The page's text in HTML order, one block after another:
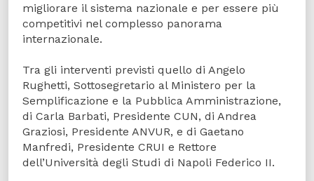
migliorare il sistema nazionale e per essere più
competitivi nel complesso panorama
internazionale.
Tra gli interventi previsti quello di Angelo
Rughetti, Sottosegretario al Ministero per la
Semplificazione e la Pubblica Amministrazione,
di Carla Barbati, Presidente CUN, di Andrea
Graziosi, Presidente ANVUR, e di Gaetano
Manfredi, Presidente CRUI e Rettore
dell’Università degli Studi di Napoli Federico II.